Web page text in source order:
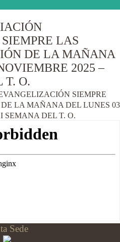
LAS
DE LA MAÑANA
2025 –
T. O.
SIEMPRE
LA MAÑANA DEL LUNES 03
SEMANA DEL T. O.
Sede